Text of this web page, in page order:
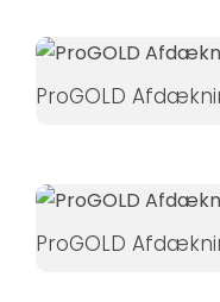
ProGOLD
ProGOLD
indhold og
tilbud.